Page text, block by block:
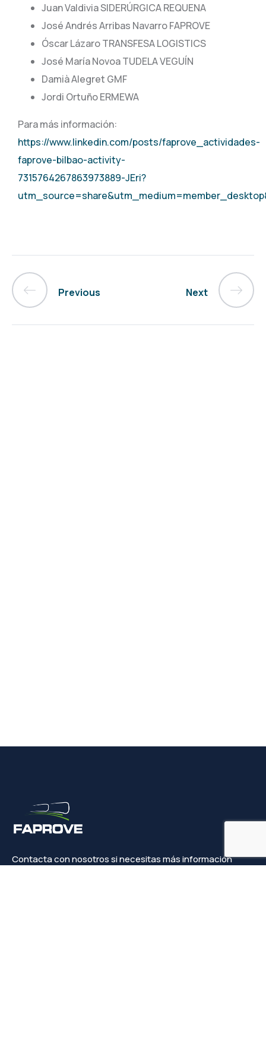
Juan Valdivia SIDERÚRGICA REQUENA
José Andrés Arribas Navarro FAPROVE
Óscar Lázaro TRANSFESA LOGISTICS
José María Novoa TUDELA VEGUÍN
Damià Alegret GMF
Jordi Ortuño ERMEWA
Para más información:
https://www.linkedin.com/posts/faprove_actividades-
faprove-bilbao-activity-
7315764267863973889-JEri?
Previous Next
Contacta con nosotros si necesitas más información